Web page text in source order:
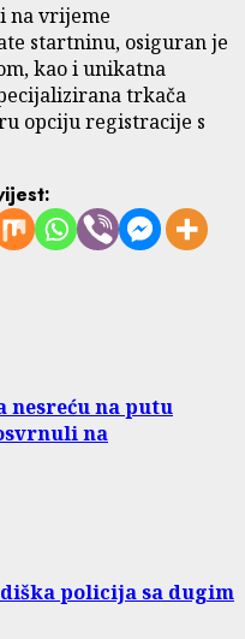
na vrijeme
startninu, osiguran je
kao i unikatna
trkača
opciju registracije s
na putu
na
policija sa dugim